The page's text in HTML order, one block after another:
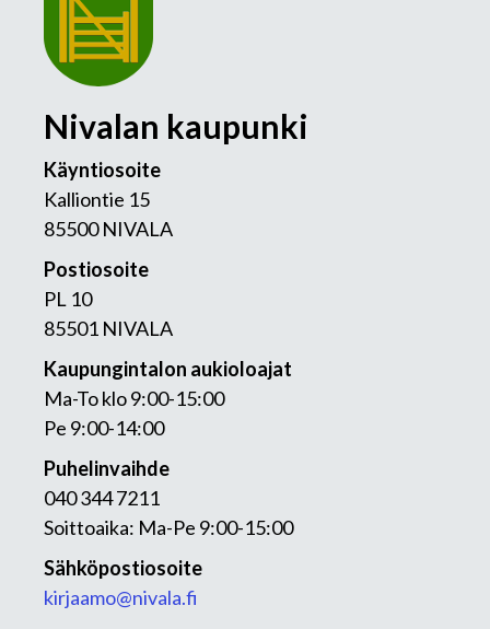
Nivalan kaupunki
Käyntiosoite
Kalliontie 15
85500 NIVALA
Postiosoite
PL 10
85501 NIVALA
Kaupungintalon aukioloajat
Ma-To klo 9:00-15:00
Pe 9:00-14:00
Puhelinvaihde
040 344 7211
Soittoaika: Ma-Pe 9:00-15:00
Sähköpostiosoite
kirjaamo@nivala.fi